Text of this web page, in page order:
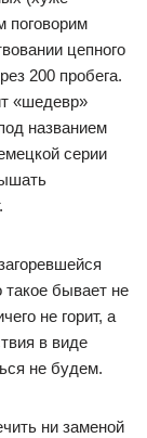
поговорим
цепного
200 пробега.
«шедевр»
названием
серии
бывает не
не горит, а
в виде
не будем.
ни заменой